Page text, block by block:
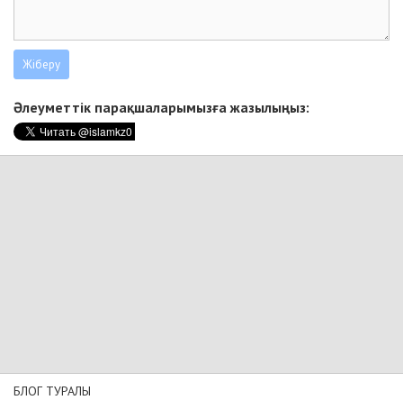
Әлеуметтік парақшаларымызға жазылыңыз:
БЛОГ ТУРАЛЫ